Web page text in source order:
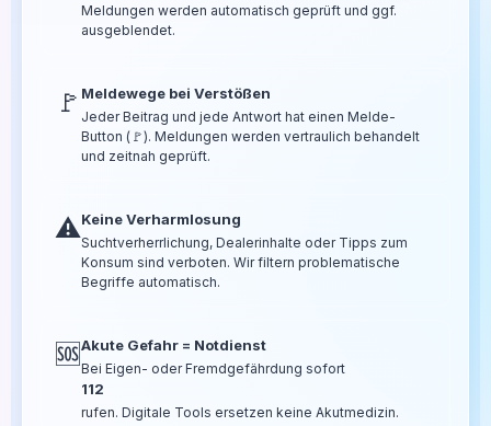
Meldungen werden automatisch geprüft und ggf.
ausgeblendet.
🚩 Meldewege bei Verstößen
Jeder Beitrag und jede Antwort hat einen Melde-
Button (🚩). Meldungen werden vertraulich behandelt
und zeitnah geprüft.
⚠️Keine Verharmlosung
Suchtverherrlichung, Dealerinhalte oder Tipps zum
Konsum sind verboten. Wir filtern problematische
Begriffe automatisch.
🆘Akute Gefahr = Notdienst
Bei Eigen- oder Fremdgefährdung sofort
112
rufen. Digitale Tools ersetzen keine Akutmedizin.